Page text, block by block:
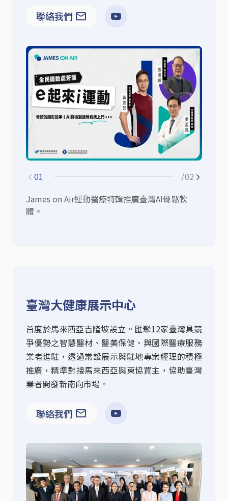
聯絡我們
01
/02
James on Air運動醫療特輯推廣臺灣AI骨鬆軟
體。
臺灣大健康展示中心
首度於馬來西亞吉隆坡設立。匯聚12家臺灣具競
爭優勢之智慧醫材 、醫美保健、 與國際醫療服務
業者進駐 ，透過常設展示與駐地專案經理的積極
推廣 ，精準對接馬來西亞與東協買主 ，協助臺灣
業者開發新南向市場 。
聯絡我們